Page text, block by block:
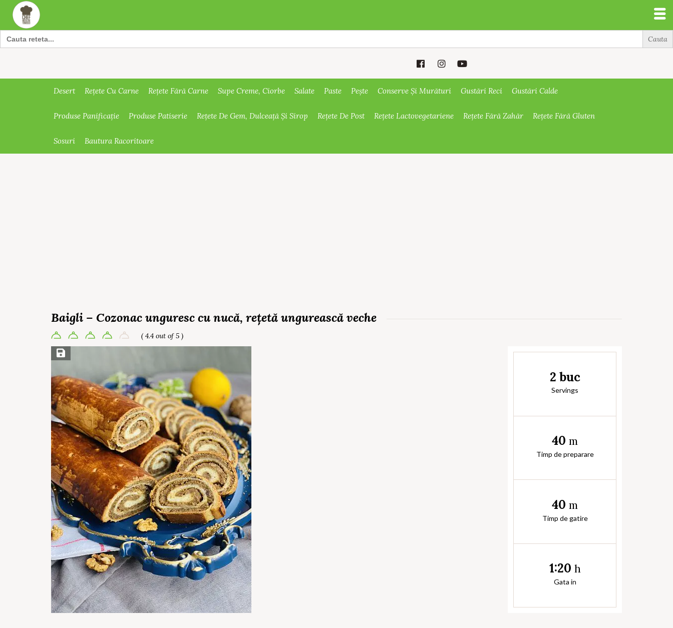
Search
for:
Desert Rețete Cu Carne Rețete Fără Carne Supe Creme, Ciorbe Salate Paste Pește Conserve Și Murături Gustări Reci Gustări Calde
Produse Panificație Produse Patiserie Rețete De Gem, Dulceață Și Sirop Rețete De Post Rețete Lactovegetariene Rețete Fără Zahăr Rețete Fără Gluten
Sosuri Bautura Racoritoare
Baigli – Cozonac unguresc cu nucă, rețetă ungurească veche
( 4.4 out of 5 )
Save Recipe
2 buc
Servings
40 m
Timp de preparare
40 m
Timp de gatire
1:20 h
Gata in